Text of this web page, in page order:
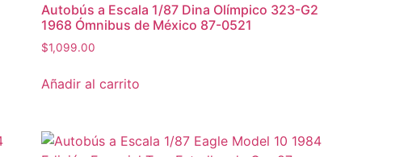
Autobús a Escala 1/87 Dina Olímpico 323-G2
1968 Ómnibus de México 87-0521
$1,099.00
Añadir al carrito